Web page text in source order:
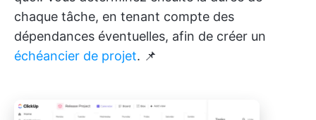
chaque tâche, en tenant compte des
dépendances éventuelles, afin de créer un
échéancier de projet. 📌